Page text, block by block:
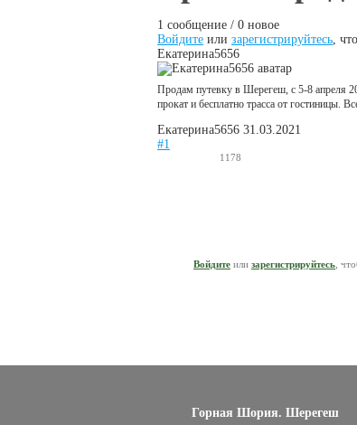
1 сообщение / 0 новое
Войдите или зарегистрируйтесь,
Екатерина5656
Продам путевку в Шерегеш, с 5-8 апреля
прокат и бесплатно трасса от гостиницы.
Екатерина5656 31.03.2021
#1
1178
Войдите или зарегистрируйтесь ,
Горная Шория. Шерегеш